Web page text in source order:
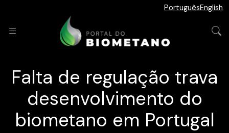
PortuguêsEnglish
Falta de regulação trava
desenvolvimento do
biometano em Portugal